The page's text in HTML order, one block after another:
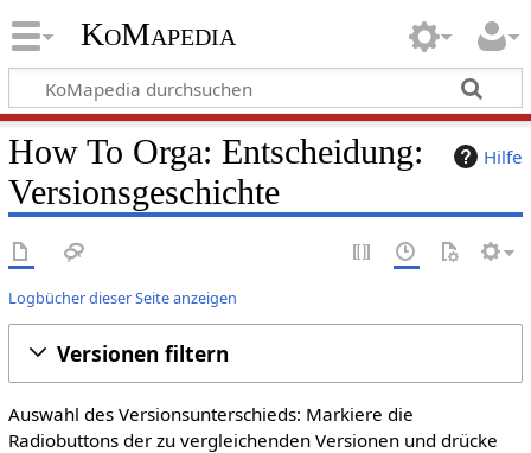
KoMapedia
Hilfe
How To Orga: Entscheidung:
Versionsgeschichte
Logbücher dieser Seite anzeigen
Versionen filtern
Auswahl des Versionsunterschieds: Markiere die
Radiobuttons der zu vergleichenden Versionen und drücke